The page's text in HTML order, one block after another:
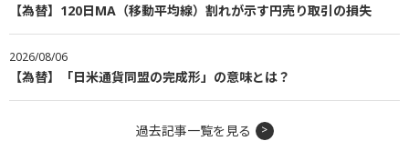
【為替】120日MA（移動平均線）割れが示す円売り取引の損失
2026/08/06
【為替】「日米通貨同盟の完成形」の意味とは？
過去記事一覧を見る